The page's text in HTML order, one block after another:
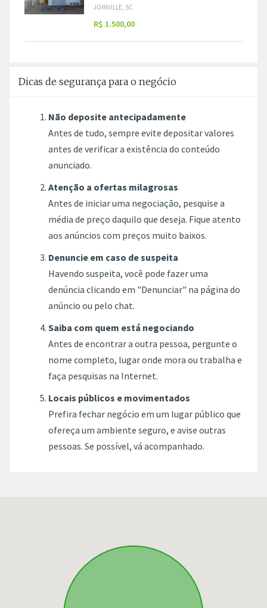
JOINVILLE, SC
R$ 1.500,00
Dicas de segurança para o negócio
Não deposite antecipadamente
Antes de tudo, sempre evite depositar valores
antes de verificar a existência do conteúdo
anunciado.
Atenção a ofertas milagrosas
Antes de iniciar uma negociação, pesquise a
média de preço daquilo que deseja. Fique atento
aos anúncios com preços muito baixos.
Denuncie em caso de suspeita
Havendo suspeita, você pode fazer uma
denúncia clicando em "Denunciar" na página do
anúncio ou pelo chat.
Saiba com quem está negociando
Antes de encontrar a outra pessoa, pergunte o
nome completo, lugar onde mora ou trabalha e
faça pesquisas na Internet.
Locais públicos e movimentados
Prefira fechar negócio em um lugar público que
ofereça um ambiente seguro, e avise outras
pessoas. Se possível, vá acompanhado.